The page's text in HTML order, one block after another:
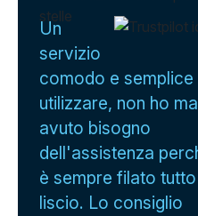
Un
servizio
comodo e semplice
utilizzare, non ho
avuto bisogno
dell'assistenza
è sempre filato tutto
liscio. Lo consiglio